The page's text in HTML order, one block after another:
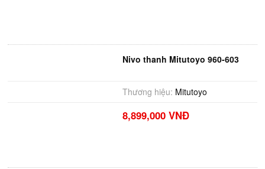
Nivo thanh Mitutoyo 960-603
Thương hiệu: Mitutoyo
8,899,000 VNĐ